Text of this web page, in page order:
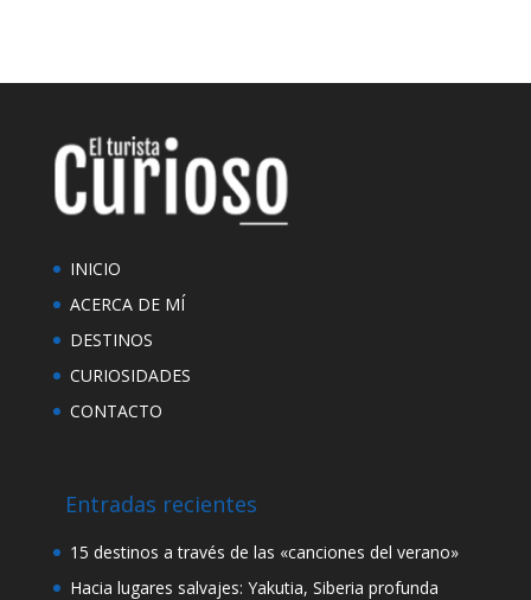
INICIO
ACERCA DE MÍ
DESTINOS
CURIOSIDADES
CONTACTO
Entradas recientes
15 destinos a través de las «canciones del verano»
Hacia lugares salvajes: Yakutia, Siberia profunda